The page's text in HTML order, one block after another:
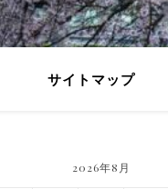
サイトマップ
2026年8月